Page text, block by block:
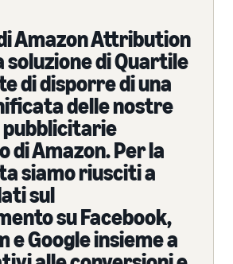
Amazon Attribution
di Quartile
di disporre di una
delle nostre
di Amazon. Per la
siamo riusciti a
sul
su Facebook,
e Google insieme a